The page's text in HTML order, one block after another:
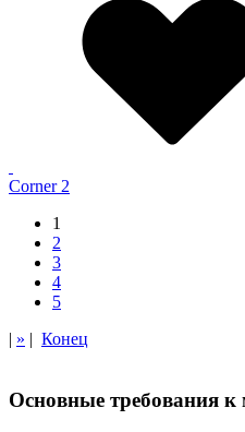
Corner 2
1
2
3
4
5
| » | Конец
Основные требования